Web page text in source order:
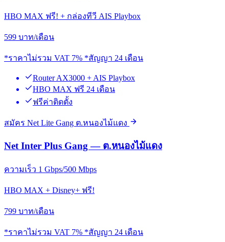
HBO MAX ฟรี! + กล่องทีวี AIS Playbox
599 บาท/เดือน
*ราคาไม่รวม VAT 7% *สัญญา 24 เดือน
Router AX3000 + AIS Playbox
HBO MAX ฟรี 24 เดือน
ฟรีค่าติดตั้ง
สมัคร Net Lite Gang ต.หนองไม้แดง
Net Inter Plus Gang — ต.หนองไม้แดง
ความเร็ว 1 Gbps/500 Mbps
HBO MAX + Disney+ ฟรี!
799 บาท/เดือน
*ราคาไม่รวม VAT 7% *สัญญา 24 เดือน